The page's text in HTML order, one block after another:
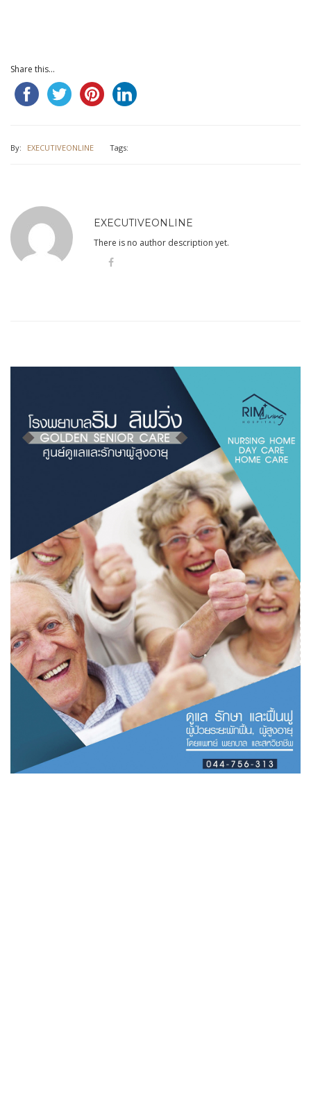
Share this...
By: EXECUTIVEONLINE Tags:
EXECUTIVEONLINE
There is no author description yet.